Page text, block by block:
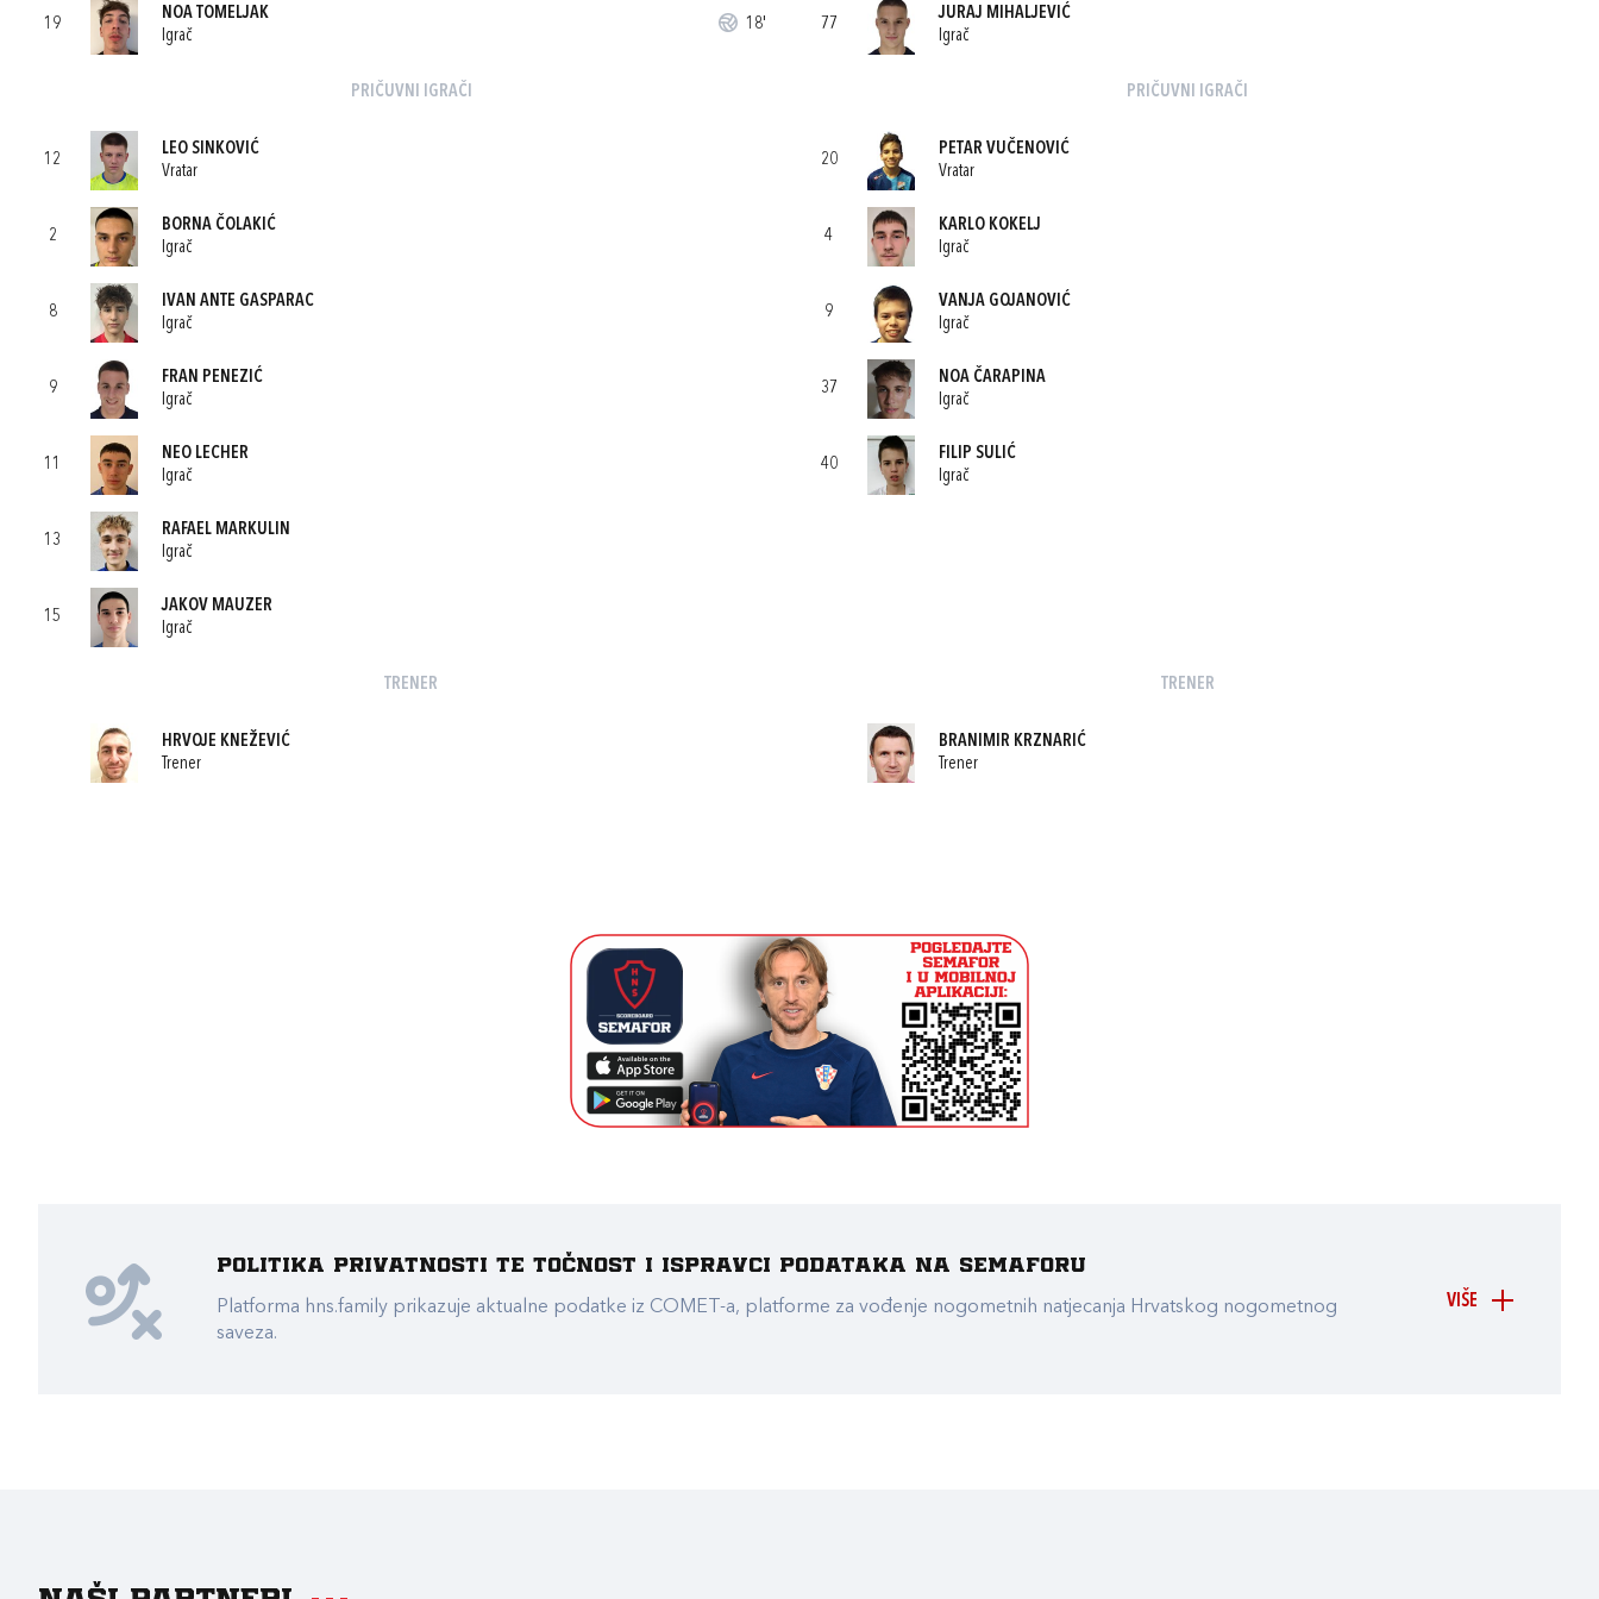
19
NOA TOMELJAK
Igrač
18'
PRIČUVNI IGRAČI
12
LEO SINKOVIĆ
Vratar
2
BORNA ČOLAKIĆ
Igrač
8
IVAN ANTE GASPARAC
Igrač
9
FRAN PENEZIĆ
Igrač
11
NEO LECHER
Igrač
13
RAFAEL MARKULIN
Igrač
15
JAKOV MAUZER
Igrač
TRENER
HRVOJE KNEŽEVIĆ
Trener
77
JURAJ MIHALJEVIĆ
Igrač
PRIČUVNI IGRAČI
20
PETAR VUČENOVIĆ
Vratar
4
KARLO KOKELJ
Igrač
9
VANJA GOJANOVIĆ
Igrač
37
NOA ČARAPINA
Igrač
40
FILIP SULIĆ
Igrač
TRENER
BRANIMIR KRZNARIĆ
Trener
VIŠE
Politika privatnosti te točnost i ispravci podataka na Semaforu
Platforma hns.family prikazuje aktualne podatke iz COMET-a, platforme za vođenje nogometnih natjecanja Hrvatskog nogometnog
saveza.